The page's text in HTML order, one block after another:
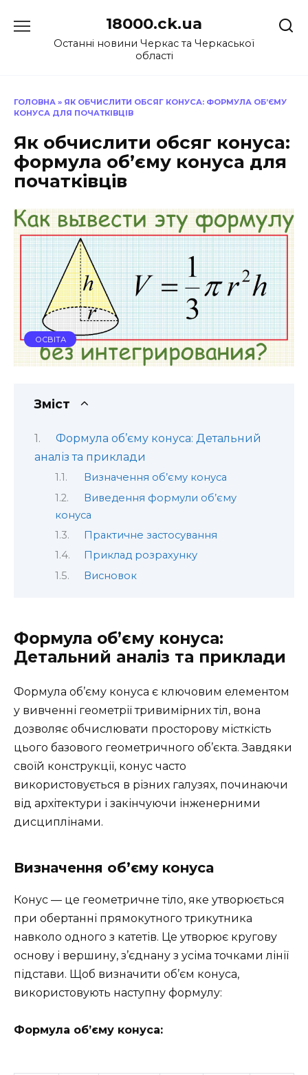
до
18000.ck.ua
Останні новини Черкас та Черкаської
області
ГОЛОВНА » ЯК ОБЧИСЛИТИ ОБСЯГ КОНУСА: ФОРМУЛА ОБ’ЄМУ
КОНУСА ДЛЯ ПОЧАТКІВЦІВ
Як обчислити обсяг конуса:
формула об’єму конуса для
початківців
ОСВІТА
Зміст
Формула об’єму конуса: Детальний
аналіз та приклади
Визначення об’єму конуса
Виведення формули об’єму
конуса
Практичне застосування
Приклад розрахунку
Висновок
Формула об’єму конуса:
Детальний аналіз та приклади
Формула об’єму конуса є ключовим елементом
у вивченні геометрії тривимірних тіл, вона
дозволяє обчислювати просторову місткість
цього базового геометричного об’єкта. Завдяки
своїй конструкції, конус часто
використовується в різних галузях, починаючи
від архітектури і закінчуючи інженерними
дисциплінами.
Визначення об’єму конуса
Конус — це геометричне тіло, яке утворюється
при обертанні прямокутного трикутника
навколо одного з катетів. Це утворює кругову
основу і вершину, з’єднану з усіма точками лінії
підстави. Щоб визначити об’єм конуса,
використовують наступну формулу:
Формула об’єму конуса: